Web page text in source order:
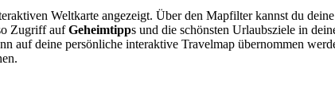
Weltkarte angezeigt. Über den Mapfilter kannst du
Zugriff aufGeheimtipps und die schönsten Urlaubsziele in
auf deine persönliche interaktive Travelmap übernommen